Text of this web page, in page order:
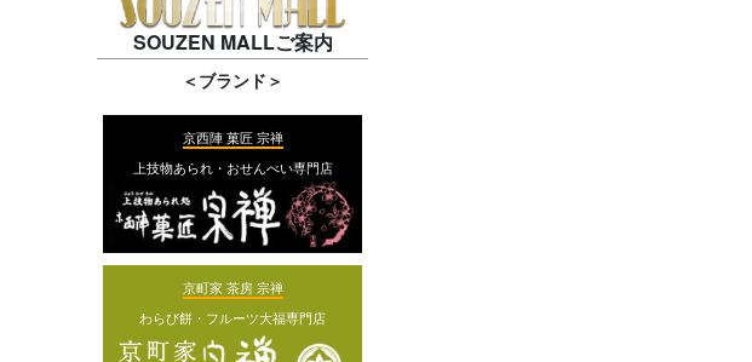
SOUZEN MALLご案内
＜ブランド＞
京西陣 菓匠 宗禅
上技物あられ・おせんべい専門店
京町家 茶房 宗禅
わらび餅・フルーツ大福専門店